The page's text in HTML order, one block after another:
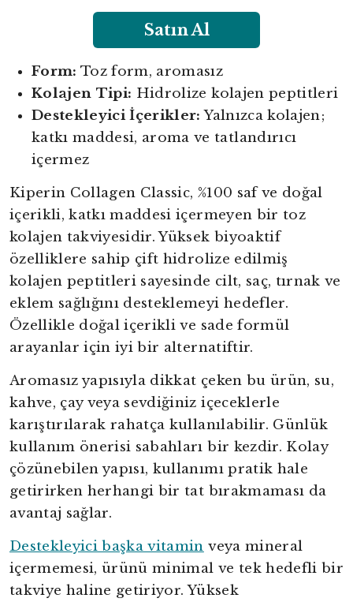
Satın Al
Form: Toz form, aromasız
Kolajen Tipi: Hidrolize kolajen peptitleri
Destekleyici İçerikler: Yalnızca kolajen;
katkı maddesi, aroma ve tatlandırıcı
içermez
Kiperin Collagen Classic, %100 saf ve doğal
içerikli, katkı maddesi içermeyen bir toz
kolajen takviyesidir. Yüksek biyoaktif
özelliklere sahip çift hidrolize edilmiş
kolajen peptitleri sayesinde cilt, saç, tırnak ve
eklem sağlığını desteklemeyi hedefler.
Özellikle doğal içerikli ve sade formül
arayanlar için iyi bir alternatiftir.
Aromasız yapısıyla dikkat çeken bu ürün, su,
kahve, çay veya sevdiğiniz içeceklerle
karıştırılarak rahatça kullanılabilir. Günlük
kullanım önerisi sabahları bir kezdir. Kolay
çözünebilen yapısı, kullanımı pratik hale
getirirken herhangi bir tat bırakmaması da
avantaj sağlar.
Destekleyici başka vitamin veya mineral
içermemesi, ürünü minimal ve tek hedefli bir
takviye haline getiriyor. Yüksek